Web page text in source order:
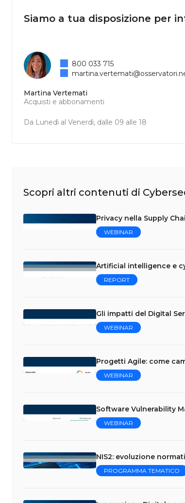
Siamo a tua disposizione per
Martina Vertemati
Acquisti e abbonamenti
Da Lunedì al Venerdì, dalle 09 alle 18
800 033 715
Scopri altri contenuti di
Privacy nella Supply
WEBINAR
Artificial intelligence e
REPORT
Gli impatti del Digital
WEBINAR
Progetti Agile: come
WEBINAR
Software Vulnerability
WEBINAR
NIS2: evoluzione
PROGRAMMA TEMATICO